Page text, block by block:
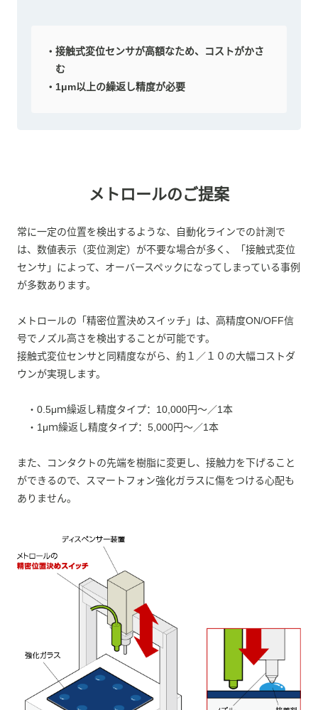
接触式変位センサが高額なため、コストがかさ
む
1μm以上の繰返し精度が必要
メトロールのご提案
常に一定の位置を検出するような、自動化ラインでの計測で
は、数値表示（変位測定）が不要な場合が多く、「接触式変位
センサ」によって、オーバースペックになってしまっている事例
が多数あります。
メトロールの「精密位置決めスイッチ」は、高精度ON/OFF信
号でノズル高さを検出することが可能です。
接触式変位センサと同精度ながら、約１／１０の大幅コストダ
ウンが実現します。
・0.5μｍ繰返し精度タイプ：10,000円〜／1本
・1μｍ繰返し精度タイプ：5,000円〜／1本
また、コンタクトの先端を樹脂に変更し、接触力を下げること
ができるので、スマートフォン強化ガラスに傷をつける心配も
ありません。